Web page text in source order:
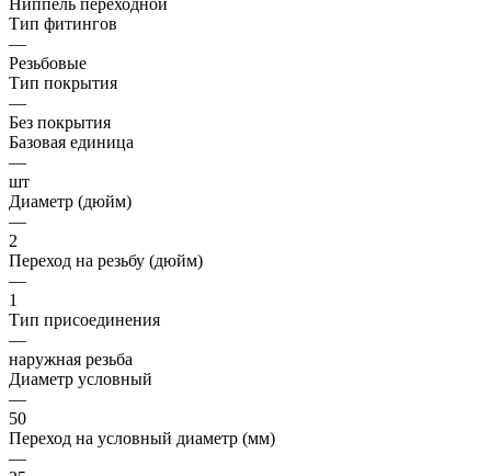
Тип фитингов
—
Резьбовые
Тип покрытия
—
Без покрытия
Базовая единица
—
шт
Диаметр (дюйм)
—
2
Переход на резьбу (дюйм)
—
1
Тип присоединения
—
наружная резьба
Диаметр условный
—
50
Переход на условный диаметр (мм)
—